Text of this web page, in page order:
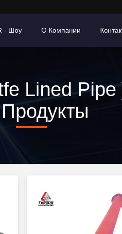
- Шоу О Компании
Lined